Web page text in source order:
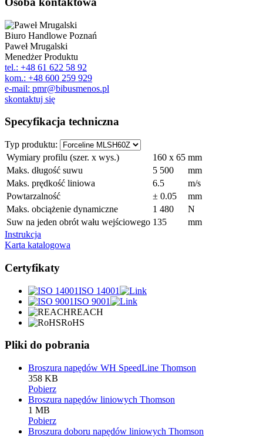
Biuro Handlowe Poznań
Paweł Mrugalski
Menedżer Produktu
tel.: +48 61 622 58 92
kom.: +48 600 259 929
e-mail: pmr@bibusmenos.pl
skontaktuj się
Specyfikacja techniczna
Typ produktu:
Wymiary profilu (szer. x wys.)
160 x 65 mm
Maks. długość suwu
5 500
mm
Maks. prędkość liniowa
6.5
m/s
Powtarzalność
± 0.05
mm
Maks. obciążenie dynamiczne
1 480
N
Suw na jeden obrót wału wejściowego 135
mm
Instrukcja
Karta katalogowa
Certyfikaty
ISO 14001
ISO 9001
REACH
RoHS
Pliki do pobrania
Broszura napędów WH SpeedLine Thomson
358 KB
Pobierz
Broszura napędów liniowych Thomson
1 MB
Pobierz
Broszura doboru napędów liniowych Thomson